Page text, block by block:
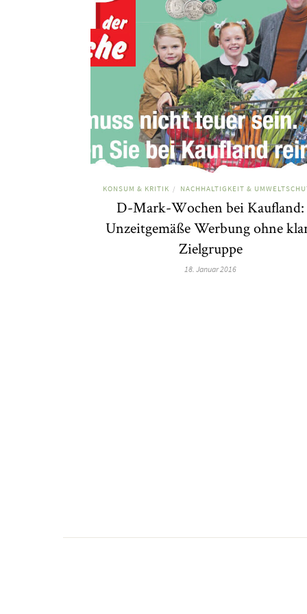
KONSUM & KRITIK / NACHHALTIGKEIT &
D-Mark-Wochen bei Kaufland:
Unzeitgemäße Werbung ohne
Zielgruppe
18. Januar 2016